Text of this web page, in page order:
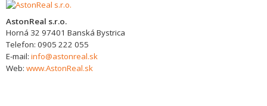
AstonReal s.r.o.
Horná 32 97401 Banská Bystrica
Telefon: 0905 222 055
E-mail: info@astonreal.sk
Web: www.AstonReal.sk